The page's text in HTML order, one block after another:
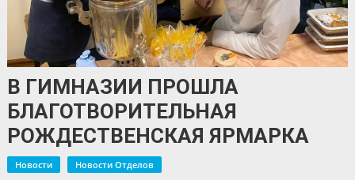
В ГИМНАЗИИ ПРОШЛА
БЛАГОТВОРИТЕЛЬНАЯ
РОЖДЕСТВЕНСКАЯ ЯРМАРКА
Новости Новости Отделов